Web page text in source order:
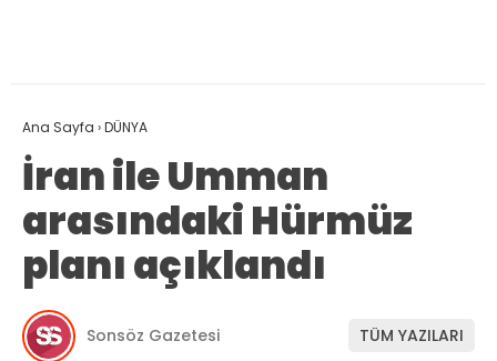
Ana Sayfa ›DÜNYA
İran ile Umman
arasındaki Hürmüz
planı açıklandı
Sonsöz Gazetesi TÜM YAZILARI